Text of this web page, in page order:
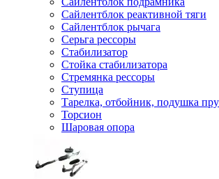
Сайлентблок реактивной тяги
Сайлентблок рычага
Серьга рессоры
Стабилизатор
Стойка стабилизатора
Стремянка рессоры
Ступица
Тарелка, отбойник, подушка
Торсион
Шаровая опора